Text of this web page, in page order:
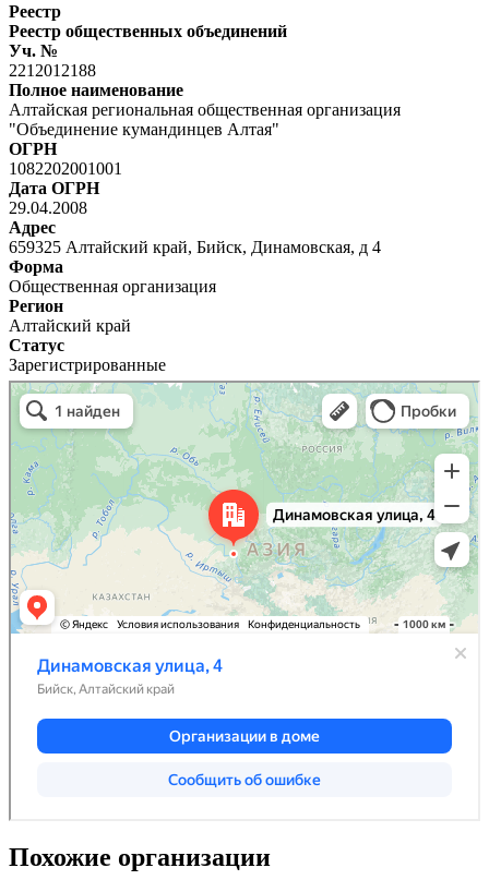
Реестр
Реестр общественных объединений
Уч. №
2212012188
Полное наименование
Алтайская региональная общественная организация
"Объединение кумандинцев Алтая"
ОГРН
1082202001001
Дата ОГРН
29.04.2008
Адрес
659325 Алтайский край, Бийск, Динамовская, д 4
Форма
Общественная организация
Регион
Алтайский край
Статус
Зарегистрированные
Похожие организации